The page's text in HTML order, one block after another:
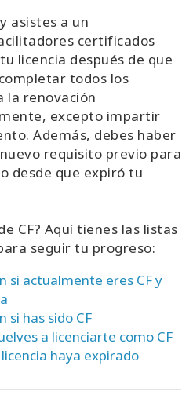
y asistes a un
certificados
licencia después de que
todos los
la renovación
excepto impartir
Además, debes haber
requisito previo para
desde que expiró tu
CF? Aquí tienes las listas
seguir tu progreso:
si actualmente eres CF y
si has sido CF
a licenciarte como CF
haya expirado